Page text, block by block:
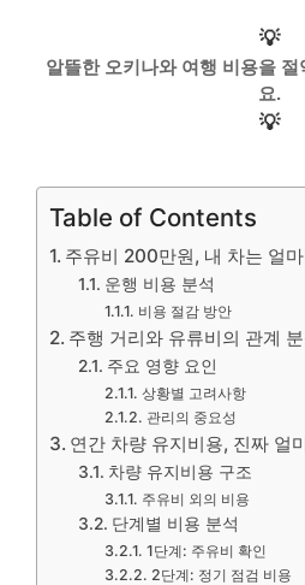
💡
알뜰한 오키나와 여행 비용을 절
요.
💡
Table of Contents
주유비 200만원, 내 차는 얼
운행 비용 분석
비용 절감 방안
주행 거리와 유류비의 관계
주요 영향 요인
상황별 고려사항
관리의 중요성
연간 차량 유지비용, 진짜 얼
차량 유지비용 구조
주유비 외의 비용
단계별 비용 분석
1단계: 주유비 확인
2단계: 정기 점검 비용